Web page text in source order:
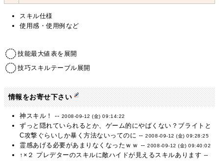
スキル仕様
使用感・使用例など
技能最大値表を展開
技巧スキルテーブル展開
情報をお寄せ下さい
神スキル！ -- 2008-09-12 (金) 09:14:22
ずっと隠れていられるとか、ゲーム的にやばくない？ブライトと
C攻撃ぐらいしか暴く方法ないってのに --2008-09-12 (金) 09:28:25
霊感あげる必要があまりなくなったｗｗ --2008-09-12 (金) 09:40:02
↑×２ プレデターのスキルに敵ハイドが見えるスキルあります --